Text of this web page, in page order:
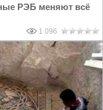
РЭБ меняют всё
1 096